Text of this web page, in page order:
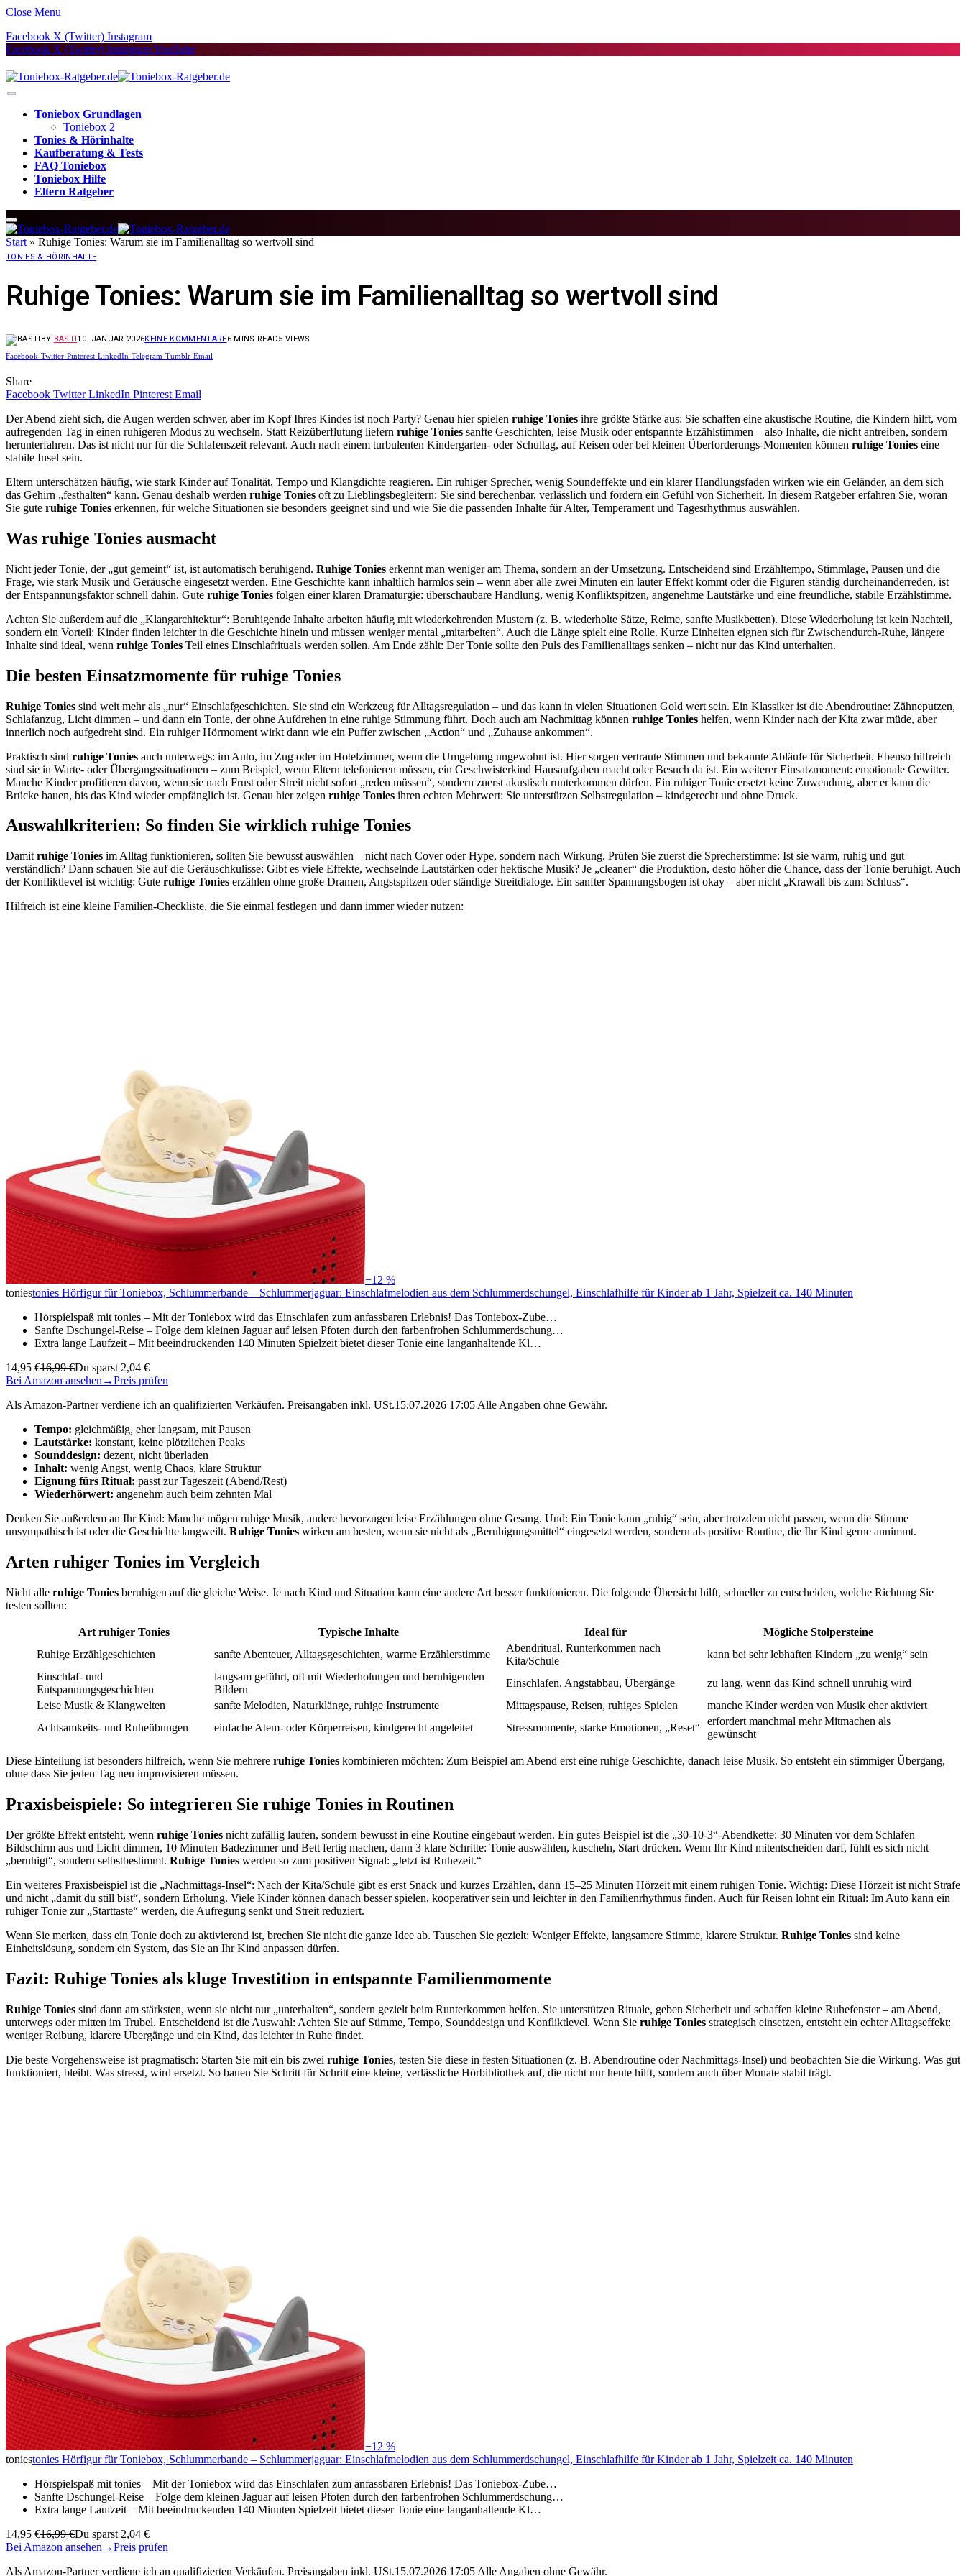
Close Menu
Facebook X (Twitter) Instagram
Facebook X (Twitter) InstagramYouTube
Toniebox Grundlagen
Toniebox 2
Tonies & Hörinhalte
Kaufberatung & Tests
FAQ Toniebox
Toniebox Hilfe
Eltern Ratgeber
Start » Ruhige Tonies: Warum sie im Familienalltag so wertvoll sind
TONIES & HÖRINHALTE
Ruhige Tonies: Warum sie im Familienalltag so wertvoll sind
BY BASTI10. JANUAR 2026KEINE KOMMENTARE6 MINS READ5 VIEWS
Facebook Twitter Pinterest LinkedIn Telegram Tumblr Email
Share
Facebook Twitter LinkedIn Pinterest Email
Der Abend zieht sich, die Augen werden schwer, aber im Kopf Ihres Kindes ist noch Party? Genau hier spielen ruhige Tonies ihre größte Stärke aus: Sie schaffen eine akustische Routine, die Kindern hilft, vom
aufregenden Tag in einen ruhigeren Modus zu wechseln. Statt Reizüberflutung liefern ruhige Tonies sanfte Geschichten, leise Musik oder entspannte Erzählstimmen – also Inhalte, die nicht antreiben, sondern
herunterfahren. Das ist nicht nur für die Schlafenszeit relevant. Auch nach einem turbulenten Kindergarten- oder Schultag, auf Reisen oder bei kleinen Überforderungs-Momenten können ruhige Tonies eine
stabile Insel sein.
Eltern unterschätzen häufig, wie stark Kinder auf Tonalität, Tempo und Klangdichte reagieren. Ein ruhiger Sprecher, wenig Soundeffekte und ein klarer Handlungsfaden wirken wie ein Geländer, an dem sich
das Gehirn „festhalten“ kann. Genau deshalb werden ruhige Tonies oft zu Lieblingsbegleitern: Sie sind berechenbar, verlässlich und fördern ein Gefühl von Sicherheit. In diesem Ratgeber erfahren Sie, woran
Sie gute ruhige Tonies erkennen, für welche Situationen sie besonders geeignet sind und wie Sie die passenden Inhalte für Alter, Temperament und Tagesrhythmus auswählen.
Was ruhige Tonies ausmacht
Nicht jeder Tonie, der „gut gemeint“ ist, ist automatisch beruhigend. Ruhige Tonies erkennt man weniger am Thema, sondern an der Umsetzung. Entscheidend sind Erzähltempo, Stimmlage, Pausen und die
Frage, wie stark Musik und Geräusche eingesetzt werden. Eine Geschichte kann inhaltlich harmlos sein – wenn aber alle zwei Minuten ein lauter Effekt kommt oder die Figuren ständig durcheinanderreden, ist
der Entspannungsfaktor schnell dahin. Gute ruhige Tonies folgen einer klaren Dramaturgie: überschaubare Handlung, wenig Konfliktspitzen, angenehme Lautstärke und eine freundliche, stabile Erzählstimme.
Achten Sie außerdem auf die „Klangarchitektur“: Beruhigende Inhalte arbeiten häufig mit wiederkehrenden Mustern (z. B. wiederholte Sätze, Reime, sanfte Musikbetten). Diese Wiederholung ist kein Nachteil,
sondern ein Vorteil: Kinder finden leichter in die Geschichte hinein und müssen weniger mental „mitarbeiten“. Auch die Länge spielt eine Rolle. Kurze Einheiten eignen sich für Zwischendurch-Ruhe, längere
Inhalte sind ideal, wenn ruhige Tonies Teil eines Einschlafrituals werden sollen. Am Ende zählt: Der Tonie sollte den Puls des Familienalltags senken – nicht nur das Kind unterhalten.
Die besten Einsatzmomente für ruhige Tonies
Ruhige Tonies sind weit mehr als „nur“ Einschlafgeschichten. Sie sind ein Werkzeug für Alltagsregulation – und das kann in vielen Situationen Gold wert sein. Ein Klassiker ist die Abendroutine: Zähneputzen,
Schlafanzug, Licht dimmen – und dann ein Tonie, der ohne Aufdrehen in eine ruhige Stimmung führt. Doch auch am Nachmittag können ruhige Tonies helfen, wenn Kinder nach der Kita zwar müde, aber
innerlich noch aufgedreht sind. Ein ruhiger Hörmoment wirkt dann wie ein Puffer zwischen „Action“ und „Zuhause ankommen“.
Praktisch sind ruhige Tonies auch unterwegs: im Auto, im Zug oder im Hotelzimmer, wenn die Umgebung ungewohnt ist. Hier sorgen vertraute Stimmen und bekannte Abläufe für Sicherheit. Ebenso hilfreich
sind sie in Warte- oder Übergangssituationen – zum Beispiel, wenn Eltern telefonieren müssen, ein Geschwisterkind Hausaufgaben macht oder Besuch da ist. Ein weiterer Einsatzmoment: emotionale Gewitter.
Manche Kinder profitieren davon, wenn sie nach Frust oder Streit nicht sofort „reden müssen“, sondern zuerst akustisch runterkommen dürfen. Ein ruhiger Tonie ersetzt keine Zuwendung, aber er kann die
Brücke bauen, bis das Kind wieder empfänglich ist. Genau hier zeigen ruhige Tonies ihren echten Mehrwert: Sie unterstützen Selbstregulation – kindgerecht und ohne Druck.
Auswahlkriterien: So finden Sie wirklich ruhige Tonies
Damit ruhige Tonies im Alltag funktionieren, sollten Sie bewusst auswählen – nicht nach Cover oder Hype, sondern nach Wirkung. Prüfen Sie zuerst die Sprecherstimme: Ist sie warm, ruhig und gut
verständlich? Dann schauen Sie auf die Geräuschkulisse: Gibt es viele Effekte, wechselnde Lautstärken oder hektische Musik? Je „cleaner“ die Produktion, desto höher die Chance, dass der Tonie beruhigt. Auch
der Konfliktlevel ist wichtig: Gute ruhige Tonies erzählen ohne große Dramen, Angstspitzen oder ständige Streitdialoge. Ein sanfter Spannungsbogen ist okay – aber nicht „Krawall bis zum Schluss“.
Hilfreich ist eine kleine Familien-Checkliste, die Sie einmal festlegen und dann immer wieder nutzen:
−12 %
toniestonies Hörfigur für Toniebox, Schlummerbande – Schlummerjaguar: Einschlafmelodien aus dem Schlummerdschungel, Einschlafhilfe für Kinder ab 1 Jahr, Spielzeit ca. 140 Minuten
Hörspielspaß mit tonies – Mit der Toniebox wird das Einschlafen zum anfassbaren Erlebnis! Das Toniebox-Zube…
Sanfte Dschungel-Reise – Folge dem kleinen Jaguar auf leisen Pfoten durch den farbenfrohen Schlummerdschung…
Extra lange Laufzeit – Mit beeindruckenden 140 Minuten Spielzeit bietet dieser Tonie eine langanhaltende Kl…
14,95 €16,99 €Du sparst 2,04 €
Bei Amazon ansehen →Preis prüfen
Als Amazon-Partner verdiene ich an qualifizierten Verkäufen. Preisangaben inkl. USt.15.07.2026 17:05 Alle Angaben ohne Gewähr.
Tempo: gleichmäßig, eher langsam, mit Pausen
Lautstärke: konstant, keine plötzlichen Peaks
Sounddesign: dezent, nicht überladen
Inhalt: wenig Angst, wenig Chaos, klare Struktur
Eignung fürs Ritual: passt zur Tageszeit (Abend/Rest)
Wiederhörwert: angenehm auch beim zehnten Mal
Denken Sie außerdem an Ihr Kind: Manche mögen ruhige Musik, andere bevorzugen leise Erzählungen ohne Gesang. Und: Ein Tonie kann „ruhig“ sein, aber trotzdem nicht passen, wenn die Stimme
unsympathisch ist oder die Geschichte langweilt. Ruhige Tonies wirken am besten, wenn sie nicht als „Beruhigungsmittel“ eingesetzt werden, sondern als positive Routine, die Ihr Kind gerne annimmt.
Arten ruhiger Tonies im Vergleich
Nicht alle ruhige Tonies beruhigen auf die gleiche Weise. Je nach Kind und Situation kann eine andere Art besser funktionieren. Die folgende Übersicht hilft, schneller zu entscheiden, welche Richtung Sie
testen sollten:
Art ruhiger Tonies Typische Inhalte Ideal für
Mögliche Stolpersteine
Ruhige Erzählgeschichten
sanfte Abenteuer, Alltagsgeschichten, warme Erzählerstimme
Abendritual, Runterkommen nach
Kita/Schule
kann bei sehr lebhaften Kindern „zu wenig“ sein
Einschlaf- und
Entspannungsgeschichten
langsam geführt, oft mit Wiederholungen und beruhigenden
Bildern
Einschlafen, Angstabbau, Übergänge
zu lang, wenn das Kind schnell unruhig wird
Leise Musik & Klangwelten
sanfte Melodien, Naturklänge, ruhige Instrumente Mittagspause, Reisen, ruhiges Spielen
manche Kinder werden von Musik eher aktiviert
Achtsamkeits- und Ruheübungen
einfache Atem- oder Körperreisen, kindgerecht angeleitet Stressmomente, starke Emotionen, „Reset“
erfordert manchmal mehr Mitmachen als
gewünscht
Diese Einteilung ist besonders hilfreich, wenn Sie mehrere ruhige Tonies kombinieren möchten: Zum Beispiel am Abend erst eine ruhige Geschichte, danach leise Musik. So entsteht ein stimmiger Übergang,
ohne dass Sie jeden Tag neu improvisieren müssen.
Praxisbeispiele: So integrieren Sie ruhige Tonies in Routinen
Der größte Effekt entsteht, wenn ruhige Tonies nicht zufällig laufen, sondern bewusst in eine Routine eingebaut werden. Ein gutes Beispiel ist die „30-10-3“-Abendkette: 30 Minuten vor dem Schlafen
Bildschirm aus und Licht dimmen, 10 Minuten Badezimmer und Bett fertig machen, dann 3 klare Schritte: Tonie auswählen, kuscheln, Start drücken. Wenn Ihr Kind mitentscheiden darf, fühlt es sich nicht
„beruhigt“, sondern selbstbestimmt. Ruhige Tonies werden so zum positiven Signal: „Jetzt ist Ruhezeit.“
Ein weiteres Praxisbeispiel ist die „Nachmittags-Insel“: Nach der Kita/Schule gibt es erst Snack und kurzes Erzählen, dann 15–25 Minuten Hörzeit mit einem ruhigen Tonie. Wichtig: Diese Hörzeit ist nicht Strafe
und nicht „damit du still bist“, sondern Erholung. Viele Kinder können danach besser spielen, kooperativer sein und leichter in den Familienrhythmus finden. Auch für Reisen lohnt ein Ritual: Im Auto kann ein
ruhiger Tonie zur „Starttaste“ werden, die Aufregung senkt und Streit reduziert.
Wenn Sie merken, dass ein Tonie doch zu aktivierend ist, brechen Sie nicht die ganze Idee ab. Tauschen Sie gezielt: Weniger Effekte, langsamere Stimme, klarere Struktur. Ruhige Tonies sind keine
Einheitslösung, sondern ein System, das Sie an Ihr Kind anpassen dürfen.
Fazit: Ruhige Tonies als kluge Investition in entspannte Familienmomente
Ruhige Tonies sind dann am stärksten, wenn sie nicht nur „unterhalten“, sondern gezielt beim Runterkommen helfen. Sie unterstützen Rituale, geben Sicherheit und schaffen kleine Ruhefenster – am Abend,
unterwegs oder mitten im Trubel. Entscheidend ist die Auswahl: Achten Sie auf Stimme, Tempo, Sounddesign und Konfliktlevel. Wenn Sie ruhige Tonies strategisch einsetzen, entsteht ein echter Alltagseffekt:
weniger Reibung, klarere Übergänge und ein Kind, das leichter in Ruhe findet.
Die beste Vorgehensweise ist pragmatisch: Starten Sie mit ein bis zwei ruhige Tonies, testen Sie diese in festen Situationen (z. B. Abendroutine oder Nachmittags-Insel) und beobachten Sie die Wirkung. Was gut
funktioniert, bleibt. Was stresst, wird ersetzt. So bauen Sie Schritt für Schritt eine kleine, verlässliche Hörbibliothek auf, die nicht nur heute hilft, sondern auch über Monate stabil trägt.
−12 %
toniestonies Hörfigur für Toniebox, Schlummerbande – Schlummerjaguar: Einschlafmelodien aus dem Schlummerdschungel, Einschlafhilfe für Kinder ab 1 Jahr, Spielzeit ca. 140 Minuten
Hörspielspaß mit tonies – Mit der Toniebox wird das Einschlafen zum anfassbaren Erlebnis! Das Toniebox-Zube…
Sanfte Dschungel-Reise – Folge dem kleinen Jaguar auf leisen Pfoten durch den farbenfrohen Schlummerdschung…
Extra lange Laufzeit – Mit beeindruckenden 140 Minuten Spielzeit bietet dieser Tonie eine langanhaltende Kl…
14,95 €16,99 €Du sparst 2,04 €
Bei Amazon ansehen →Preis prüfen
Als Amazon-Partner verdiene ich an qualifizierten Verkäufen. Preisangaben inkl. USt.15.07.2026 17:05 Alle Angaben ohne Gewähr.